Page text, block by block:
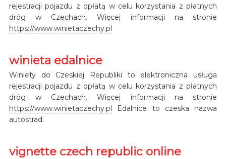
rejestracji pojazdu z opłatą w celu korzystania z płatnych
dróg w Czechach. Więcej informacji na stronie
https://www.winietaczechy.pl
winieta edalnice
Winiety do Czeskiej Republiki to elektroniczna usługa
rejestracji pojazdu z opłatą w celu korzystania z płatnych
dróg w Czechach. Więcej informacji na stronie
https://www.winietaczechy.pl Edalnice to czeska nazwa
autostrad.
vignette czech republic online